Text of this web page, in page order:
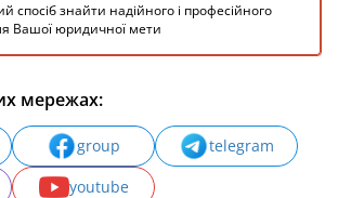
спосіб знайти надійного і професійного
Вашої юридичної мети
мережах:
group
telegram
youtube